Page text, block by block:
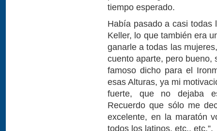
tiempo esperado.
Había pasado a casi todas
Keller, lo que también era
ganarle a todas las
cuento aparte, pero bueno,
famoso dicho para el
esas Alturas, ya mi
fuerte, que no dejaba
Recuerdo que sólo me
excelente, en la maratón
todos los latinos, etc., etc.”.